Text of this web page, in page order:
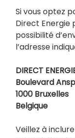
Si vous optez
Direct Energie
possibilité
l’adresse
DIRECT
Boulevard
1000 Bruxelles
Belgique
Veillez à